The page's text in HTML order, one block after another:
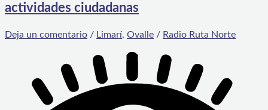
actividades ciudadanas
Deja un comentario / Limarí, Ovalle / Radio Ruta Norte